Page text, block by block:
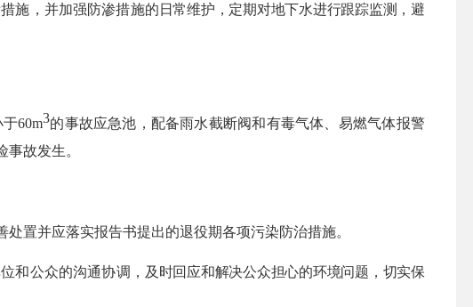
施，并加强防渗措施的日常维护，定期对地下水进行跟踪监测，避
60m3的事故应急池，配备雨水截断阀和有毒气体、易燃气体报警
事故发生。
置并应落实报告书提出的退役期各项污染防治措施。
和公众的沟通协调， 及时回应和解决公众担心的环境问题，切实保